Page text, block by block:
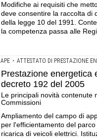
Modifiche ai requisiti che
deve consentire la raccolta di
della legge 10 del 1991.
la competenza passa alle
APE • ATTESTATO DI PRESTAZIONE
Prestazione energetica
decreto 192 del 2005
Le principali novità contenute
Commissioni
Ampliamento del campo di
per l'efficientamento del
ricarica di veicoli elettrici.